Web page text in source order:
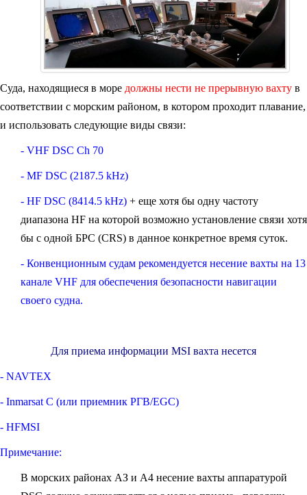
Суда, находящиеся в море должны нести не прерывную вахту в
соответствии с морским районом, в котором проходит плавание,
и использовать следующие виды связи:
- VHF DSC Ch 70
- MF DSC (2187.5 kHz)
- HF DSC (8414.5 kHz) + еще хотя бы одну частоту
диапазона HF на которой возможно установление связи хотя
бы с одной БРС (CRS) в данное конкретное время суток.
- Конвенционным судам рекомендуется несение вахты на 13
канале VHF для обеспечения безопасности навигации
своего судна.
Для приема информации MSI вахта несется
- NAVTEX
- Inmarsat С (или приемник РГВ/EGC)
- HFMSI
Примечание:
В морских районах АЗ и А4 несение вахты аппаратурой